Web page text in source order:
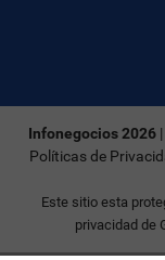
Infonegocios 2026
Políticas de
Este sitio esta
privacidad de